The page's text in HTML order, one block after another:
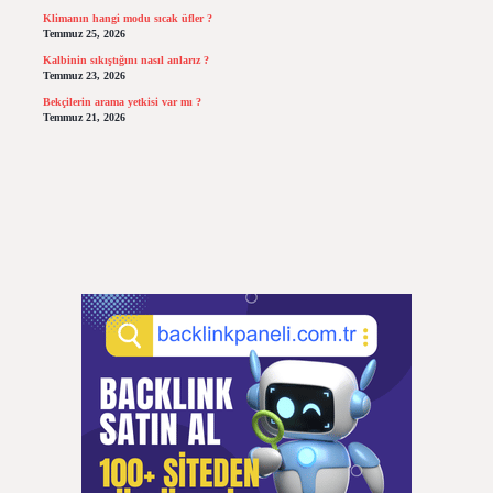
Klimanın hangi modu sıcak üfler ?
Temmuz 25, 2026
Kalbinin sıkıştığını nasıl anlarız ?
Temmuz 23, 2026
Bekçilerin arama yetkisi var mı ?
Temmuz 21, 2026